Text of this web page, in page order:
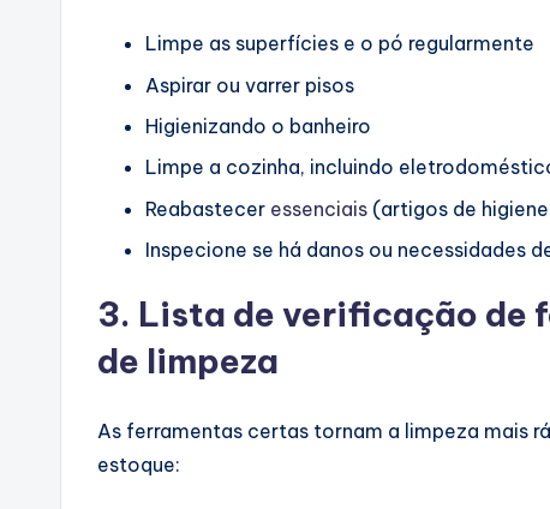
Limpe as superfícies e o pó regularmente
Aspirar ou varrer pisos
Higienizando o banheiro
Limpe a cozinha, incluindo
Reabastecer essenciais (artigos de
Inspecione se há danos ou necessidades
3. Lista de verificação de
de limpeza
As ferramentas certas tornam a limpeza mais
estoque: